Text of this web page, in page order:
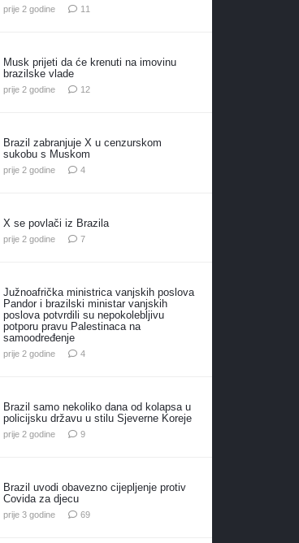
prije 2 godine 11
Musk prijeti da će krenuti na imovinu
brazilske vlade
prije 2 godine 12komentara
Brazil zabranjuje X u cenzurskom
sukobu s Muskom
prije 2 godine 4komentara
X se povlači iz Brazila
prije 2 godine 7komentara
Južnoafrička ministrica vanjskih poslova
Pandor i brazilski ministar vanjskih
poslova potvrdili su nepokolebljivu
potporu pravu Palestinaca na
samoodređenje
prije 2 godine 4komentara
Brazil samo nekoliko dana od kolapsa u
policijsku državu u stilu Sjeverne Koreje
prije 2 godine 9komentara
Brazil uvodi obavezno cijepljenje protiv
Covida za djecu
prije 3 godine 69komentara